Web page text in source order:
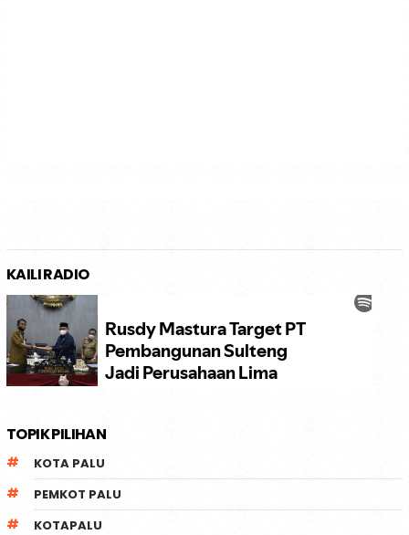
KAILI RADIO
TOPIK PILIHAN
KOTA PALU
PEMKOT PALU
KOTAPALU